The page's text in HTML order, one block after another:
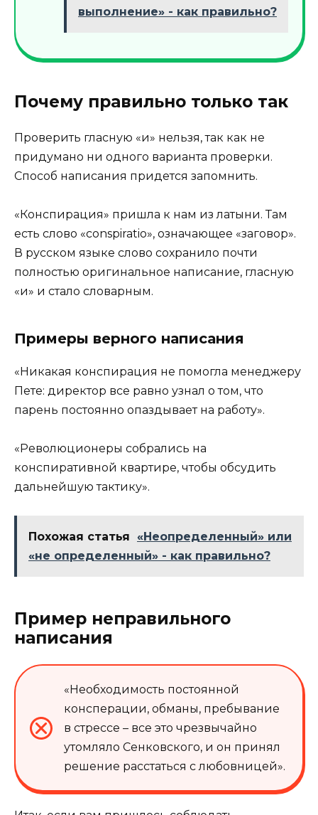
выполнение» - как правильно?
Почему правильно только так
Проверить гласную «и» нельзя, так как не
придумано ни одного варианта проверки.
Способ написания придется запомнить.
«Конспирация» пришла к нам из латыни. Там
есть слово «conspiratio», означающее «заговор».
В русском языке слово сохранило почти
полностью оригинальное написание, гласную
«и» и стало словарным.
Примеры верного написания
«Никакая конспирация не помогла менеджеру
Пете: директор все равно узнал о том, что
парень постоянно опаздывает на работу».
«Революционеры собрались на
конспиративной квартире, чтобы обсудить
дальнейшую тактику».
Похожая статья
«Неопределенный» или
«не определенный» - как правильно?
Пример неправильного
написания
«Необходимость постоянной
консперации, обманы, пребывание
в стрессе – все это чрезвычайно
утомляло Сенковского, и он принял
решение расстаться с любовницей».